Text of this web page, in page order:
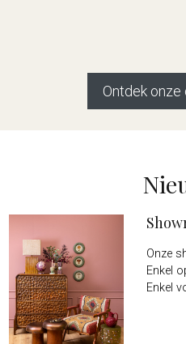
Ontdek
Onze
Enkel
Enkel